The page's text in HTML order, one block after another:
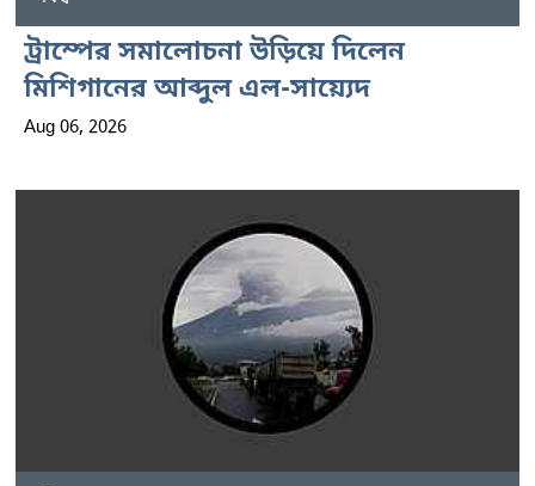
ট্রাম্পের সমালোচনা উড়িয়ে দিলেন
মিশিগানের আব্দুল এল-সায়্যেদ
Aug 06, 2026